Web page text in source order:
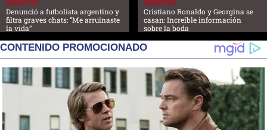
DEPORTES
Denunció a futbolista argentino y
filtra graves chats: “Me arruinaste
la vida”
DEPORTES
Cristiano Ronaldo y Georgina se
casan: Increíble información
sobre la boda
CONTENIDO PROMOCIONADO